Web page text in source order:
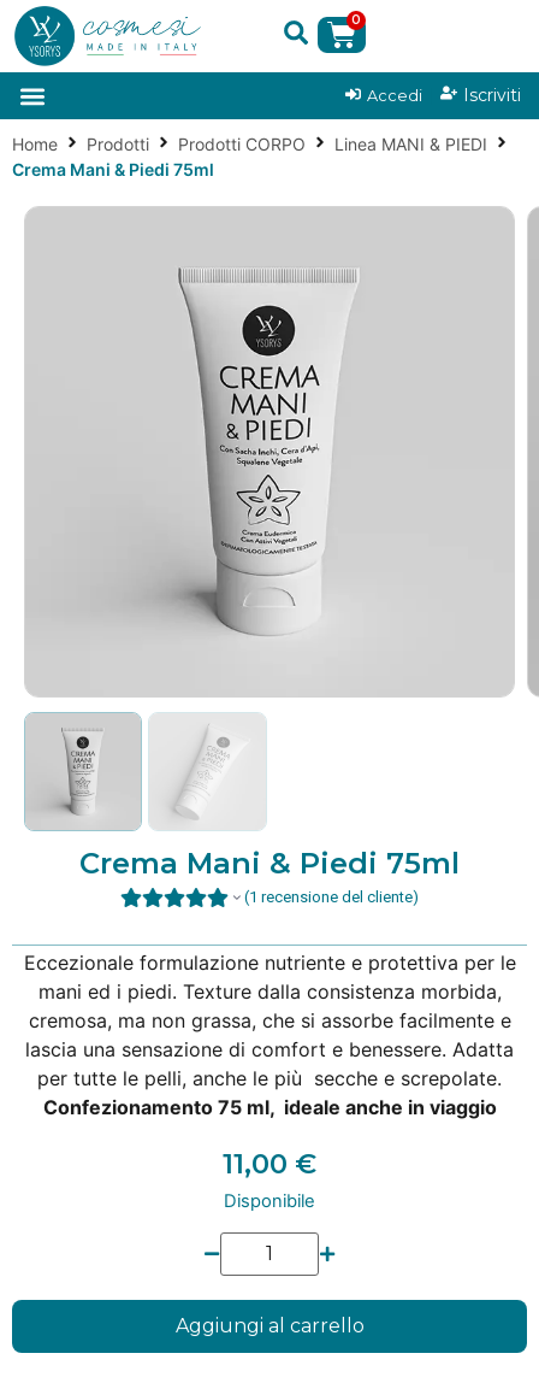
0
Accedi Iscriviti
Home Prodotti Prodotti CORPO
Linea MANI & PIEDI
Crema Mani & Piedi 75ml
Crema Mani & Piedi 75ml
(1 recensione del cliente)
Eccezionale formulazione nutriente e protettiva per le
mani ed i piedi. Texture dalla consistenza morbida,
cremosa, ma non grassa, che si assorbe facilmente e
lascia una sensazione di comfort e benessere. Adatta
per tutte le pelli, anche le più secche e screpolate.
Confezionamento 75 ml, ideale anche in viaggio
11,00 €
Disponibile
Aggiungi al carrello